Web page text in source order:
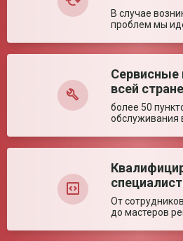
Глубина сиденья (±
430 мм
Диаметр колес (± 5%)
130/130 мм
Ключевые преимущества
Удобное сиденье
Оставить
В случае
проблем мы
Сервисные
всей стране
более 50
обслуживания
От
до мастеров